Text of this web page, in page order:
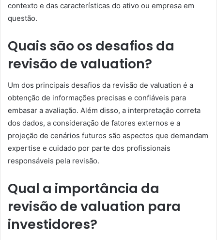
contexto e das características do ativo ou empresa em
questão.
Quais são os desafios da
revisão de valuation?
Um dos principais desafios da revisão de valuation é a
obtenção de informações precisas e confiáveis para
embasar a avaliação. Além disso, a interpretação correta
dos dados, a consideração de fatores externos e a
projeção de cenários futuros são aspectos que demandam
expertise e cuidado por parte dos profissionais
responsáveis pela revisão.
Qual a importância da
revisão de valuation para
investidores?